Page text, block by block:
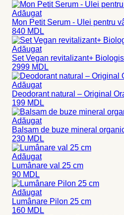
Adăugat
Mon Petit Serum - Ulei pentru
840 MDL
Adăugat
Set Vegan revitalizant+
2999 MDL
Adăugat
Deodorant natural – Original
199 MDL
Adăugat
Balsam de buze mineral
230 MDL
Adăugat
Lumânare val 25 cm
90 MDL
Adăugat
Lumânare Pilon 25 cm
160 MDL